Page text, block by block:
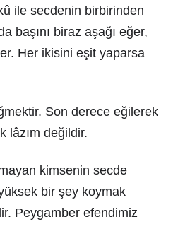
ile secdenin birbirinden
başını biraz aşağı eğer,
Her ikisini eşit yaparsa
Son derece eğilerek
lâzım değildir.
kimsenin secde
bir şey koymak
Peygamber efendimiz